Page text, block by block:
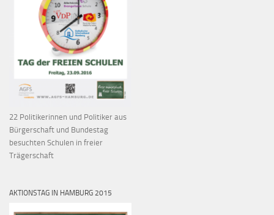
22 Politikerinnen und Politiker aus
Bürgerschaft und Bundestag
besuchten Schulen in freier
Trägerschaft
AKTIONSTAG IN HAMBURG 2015